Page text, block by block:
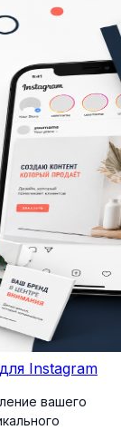
Instagram
вашего